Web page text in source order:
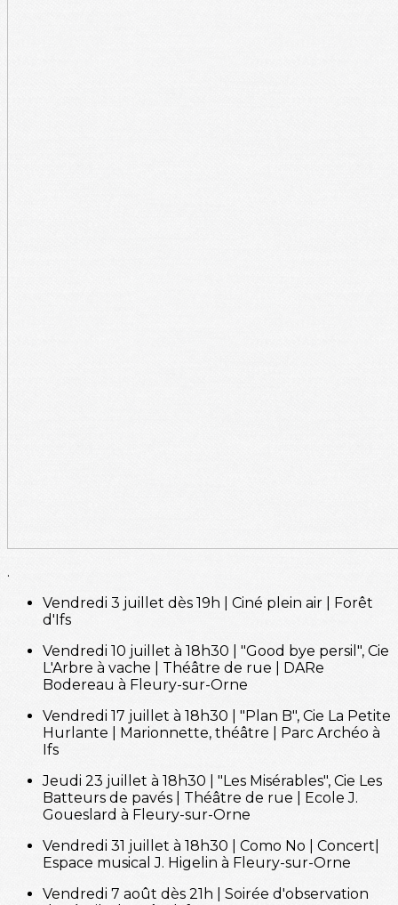
.
Vendredi 3 juillet dès 19h | Ciné plein air | Forêt
d'Ifs
Vendredi 10 juillet à 18h30 | "Good bye persil", Cie
L'Arbre à vache | Théâtre de rue | DARe
Bodereau à Fleury-sur-Orne
Vendredi 17 juillet à 18h30 | "Plan B", Cie La Petite
Hurlante | Marionnette, théâtre | Parc Archéo à
Ifs
Jeudi 23 juillet à 18h30 | "Les Misérables", Cie Les
Batteurs de pavés | Théâtre de rue | Ecole J.
Goueslard à Fleury-sur-Orne
Vendredi 31 juillet à 18h30 | Como No | Concert|
Espace musical J. Higelin à Fleury-sur-Orne
Vendredi 7 août dès 21h | Soirée d'observation